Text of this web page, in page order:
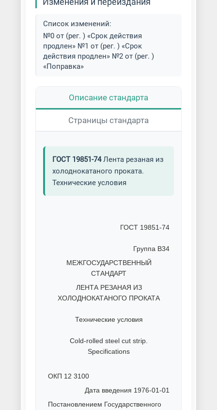
Список изменений:
№0 от (рег. ) «Срок действия
продлен» №1 от (рег. ) «Срок
действия продлен» №2 от (рег. )
«Поправка»
Описание стандарта
Страницы стандарта
ГОСТ 19851-74Лента резаная из
холоднокатаного проката.
Технические условия